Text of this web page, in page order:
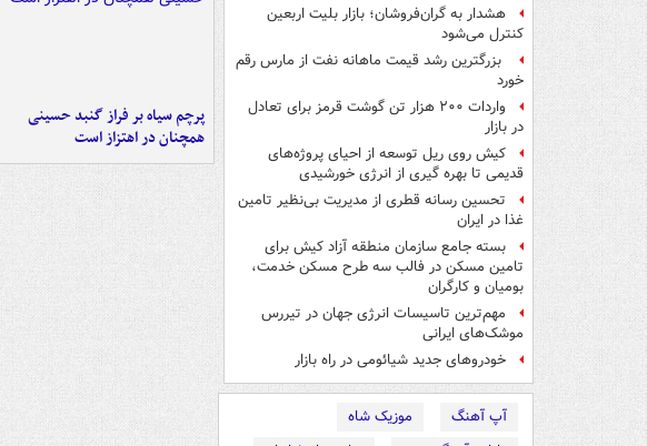
هشدار به گران‌فروشان؛ بازار بلیت اربعین
کنترل می‌شود
بزرگترین رشد قیمت ماهانه نفت از مارس رقم
خورد
واردات ۲۰۰ هزار تن گوشت قرمز برای تعادل
در بازار
کیش روی ریل توسعه از احیای پروژه‌های
قدیمی تا بهره گیری از انرژی خورشیدی
تحسین رسانه قطری از مدیریت بی‌نظیر تامین
غذا در ایران
بسته جامع سازمان منطقه آزاد کیش برای
تامین مسکن در فالب سه طرح مسکن خدمت،
بومیان و کارگران
مهم‌ترین تاسیسات انرژی جهان در تیررس
موشک‌های ایرانی
خودروهای جدید شیائومی در راه بازار
آپ آهنگ
موزیک شاه
پرچم سیاه بر فراز گنبد حسینی
همچنان در اهتزاز است